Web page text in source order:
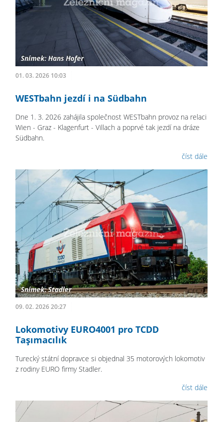
01. 03. 2026 10:03
WESTbahn jezdí i na Südbahn
Dne 1. 3. 2026 zahájila společnost WESTbahn provoz na relaci
Wien - Graz - Klagenfurt - Villach a poprvé tak jezdí na dráze
Südbahn.
číst dále
09. 02. 2026 20:27
Lokomotivy EURO4001 pro TCDD
Taşımacılık
Turecký státní dopravce si objednal 35 motorových lokomotiv
z rodiny EURO firmy Stadler.
číst dále